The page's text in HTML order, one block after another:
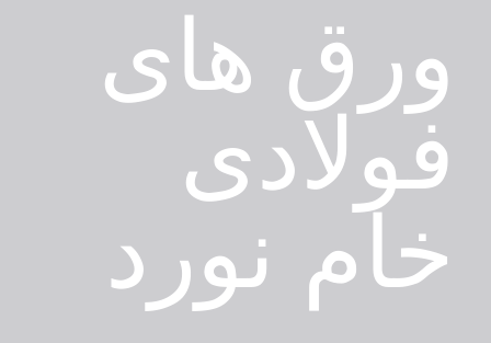
ورق های
فولادی
خام نورد